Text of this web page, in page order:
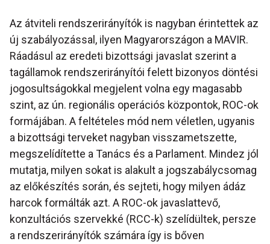
Az átviteli rendszerirányítók is nagyban érintettek az
új szabályozással, ilyen Magyarországon a MAVIR.
Ráadásul az eredeti bizottsági javaslat szerint a
tagállamok rendszerirányítói felett bizonyos döntési
jogosultságokkal megjelent volna egy magasabb
szint, az ún. regionális operációs központok, ROC-ok
formájában. A feltételes mód nem véletlen, ugyanis
a bizottsági terveket nagyban visszametszette,
megszelídítette a Tanács és a Parlament. Mindez jól
mutatja, milyen sokat is alakult a jogszabálycsomag
az előkészítés során, és sejteti, hogy milyen ádáz
harcok formálták azt. A ROC-ok javaslattevő,
konzultációs szervekké (RCC-k) szelídültek, persze
a rendszerirányítók számára így is bőven